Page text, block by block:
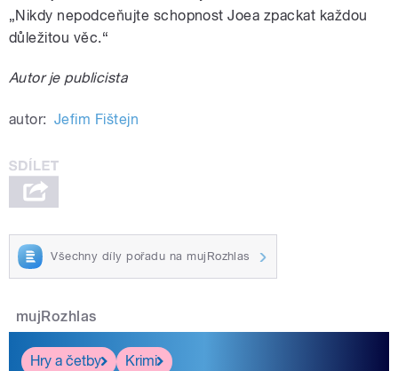
„Nikdy nepodceňujte schopnost Joea zpackat každou
důležitou věc.“
Autor je publicista
autor: Jefim Fištejn
Všechny díly pořadu na mujRozhlas
mujRozhlas
Hry a četby
Krimi